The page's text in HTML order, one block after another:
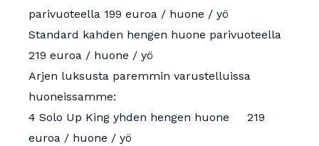
parivuoteella 199 euroa / huone / yö
Standard kahden hengen huone parivuoteella
219 euroa / huone / yö
Arjen luksusta paremmin varustelluissa
huoneissamme:
4 Solo Up King yhden hengen huone 219
euroa / huone / yö